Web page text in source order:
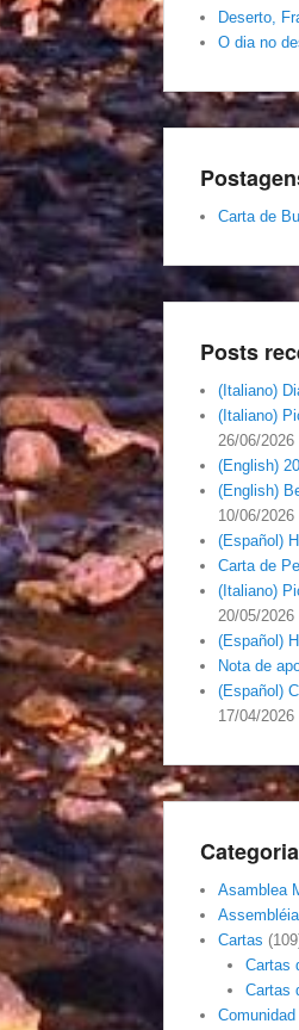
Deserto,
O dia no
Carta de
Posts
(Italiano)
(Italiano)
26/06/2026
(English)
(English)
10/06/2026
(Español)
Carta de
(Italiano)
20/05/2026
(Español)
Nota de
(Español)
17/04/2026
Asamblea
Assembléia
Cartas
Cartas
Cartas
Comunidad